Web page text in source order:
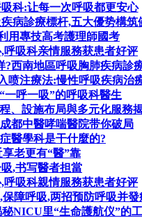
科:让每一次呼吸都更安心
病診療標杆,五大優势構筑
用專技高考護理師國考
呼吸科亲情服務获患者好评
?西南地區呼吸胸肺疾病診
喷注療法:慢性呼吸疾病治
一呼一吸”的呼吸科醫生
、設施布局與多元化服務
都中醫哮喘醫院带你破局
醫學科是干什麼的?
老更有“醫”靠
,书写醫者担當
呼吸科親情服務获患者好评
障呼吸,两招预防呼吸并發
NICU里“生命護航仪”的